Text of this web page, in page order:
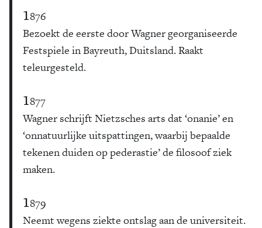
1876
Bezoekt de eerste door Wagner georganiseerde
Festspiele in Bayreuth, Duitsland. Raakt
teleurgesteld.
1877
Wagner schrijft Nietzsches arts dat ‘onanie’ en
‘onnatuurlijke uitspattingen, waarbij bepaalde
tekenen duiden op pederastie’ de filosoof ziek
maken.
1879
Neemt wegens ziekte ontslag aan de universiteit.